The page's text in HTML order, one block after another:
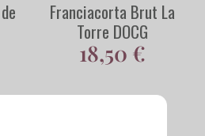
Franciacorta Brut La
Torre DOCG
18,50 €